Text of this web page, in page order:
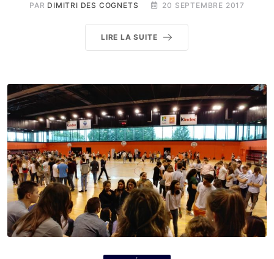
PAR DIMITRI DES COGNETS 20 SEPTEMBRE 2017
LIRE LA SUITE